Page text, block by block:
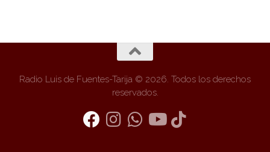
Radio Luis de Fuentes-Tarija © 2026. Todos los derechos
reservados.